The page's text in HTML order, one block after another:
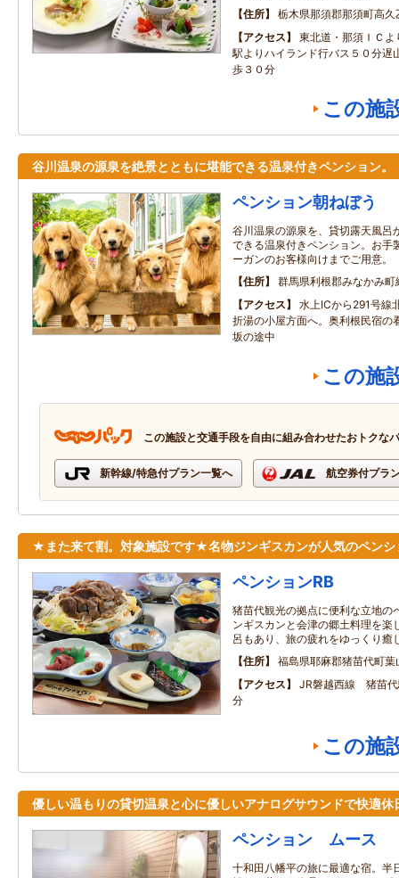
住所
栃木県那須郡那須町高
アクセス
東北道・那須ＩＣ
駅よりハイランド行バス５０分遅
歩３０分
この施
谷川温泉の源泉を絶景とともに堪能できる温泉付きペンション。
ペンション朝ねぼう
谷川温泉の源泉を、貸切露天風呂
できる温泉付きペンション。お手
ーガンのお客様向けまでご用意。
住所
群馬県利根郡みなかみ
アクセス
水上ICから291号線
折湯の小屋方面へ。奥利根民宿の
坂の途中
この施
この施設と交通手段を自由に組み合わせたおトクな
新幹線/特急付プラン一覧へ 航空券付プラ
★また来て割。対象施設です★名物ジンギスカンが人気のペンシ
ペンションRB
猪苗代観光の拠点に便利な立地の
ンギスカンと会津の郷土料理を楽
呂もあり、旅の疲れをゆっくり癒
住所
福島県耶麻郡猪苗代町
アクセス
JR磐越西線 猪苗代
分
この施
優しい温もりの貸切温泉と心に優しいアナログサウンドで快適休
ペンション ムース
十和田八幡平の旅に最適な宿。半